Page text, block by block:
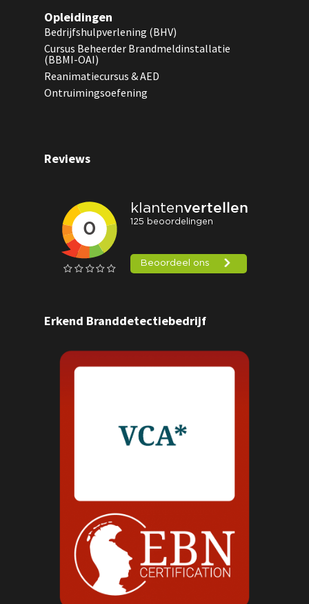
Opleidingen
Bedrijfshulpverlening (BHV)
Cursus Beheerder Brandmeldinstallatie
(BBMI-OAI)
Reanimatiecursus & AED
Ontruimingsoefening
Reviews
Erkend Branddetectiebedrijf